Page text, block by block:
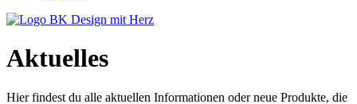
Aktuelles
Hier findest du alle aktuellen Informationen oder neue Produkte, die